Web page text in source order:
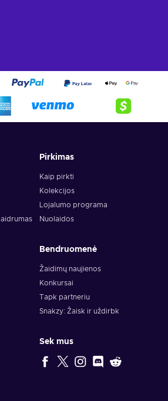
Pirkimas
Kaip pirkti
Kolekcijos
Lojalumo programa
Nuolaidos
Bendruomenė
Žaidimų naujienos
Konkursai
Tapk partneriu
Snakzy: Žaisk ir uždirbk
Sek mus